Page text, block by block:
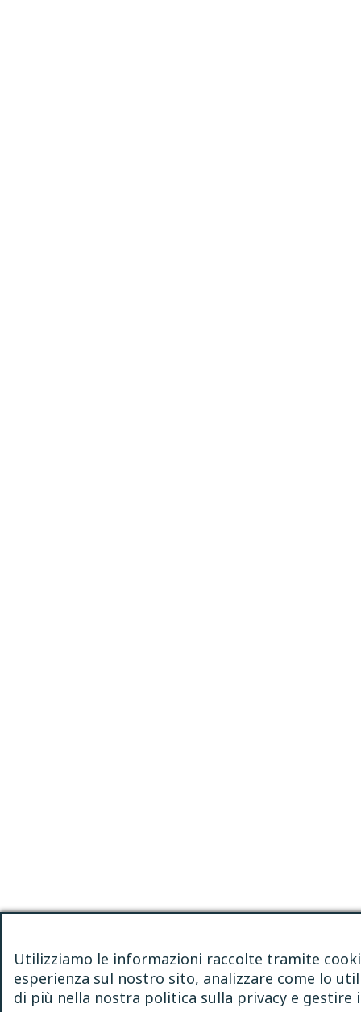
Utilizziamo le informazioni raccolte tramite
esperienza sul nostro sito, analizzare come lo
di più nella nostra politica sulla privacy e gestire